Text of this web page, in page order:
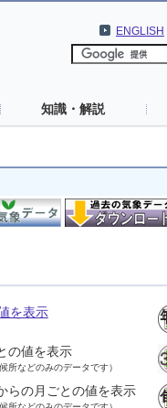
ENGLISH
知識・解説
を表示
の値を表示
所などのみのデータです）
らの月ごとの値を表示